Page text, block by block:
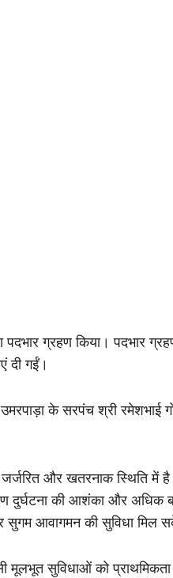
ग्रहण किया। पदभार
दी गईं।
के सरपंच श्री रमेशभाई
जर्जरित और खतरनाक स्थिति में
दुर्घटना की आशंका और
सुगम आवागमन की सुविधा मिल
मूलभूत सुविधाओं को प्राथमिकता